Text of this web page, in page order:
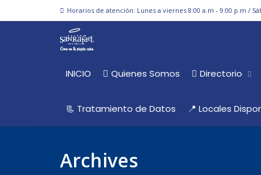
Horarios de atención: Lunes a viernes 8:00 a.m - 9:00 p.m /
INICIO Quienes Somos Directorio
📃 Tratamiento de Datos 📍 Locales
Archives